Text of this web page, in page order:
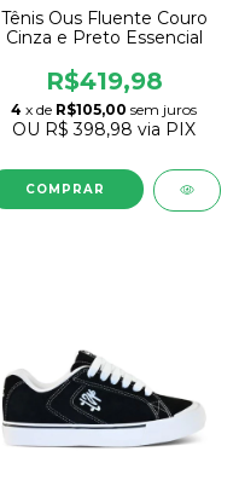
Tênis Ous Fluente Couro
Cinza e Preto Essencial
R$419,98
4 x de R$105,00 sem juros
OU R$ 398,98 via PIX
COMPRAR